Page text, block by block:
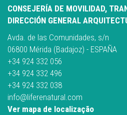
CONSEJERÍA DE MOVILIDAD,
DIRECCIÓN GENERAL
Avda. de las Comunidades, s/n
06800 Mérida (Badajoz) - ESPAÑA
+34 924 332 056
+34 924 332 496
+34 924 332 038
info@liferenatural.com
Ver mapa de localização